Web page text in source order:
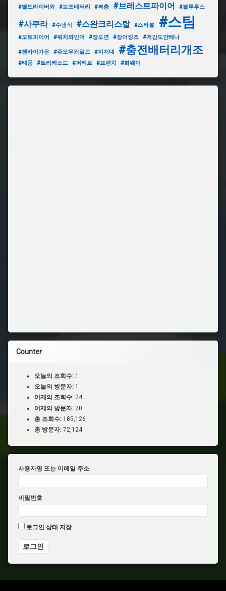
#별드라이버와
#보조배터리 #복층 #브레스트파이어 #블루투스
#사쿠라 #수냉식 #스완크리스탈 #스타볼 #스팀
#오토파이어 #워치와인더 #장도연 #장어징조 #저감도안테나
#젠카이가온 #쥬오우와일드 #지지대 #충전배터리개조
#태풍 #트리케소드 #퍼펙트 #프렌치 #화웨이
Counter
오늘의 조회수: 1
오늘의 방문자: 1
어제의 조회수: 24
어제의 방문자: 20
총 조회수: 185,126
총 방문자: 72,124
사용자명 또는 이메일 주소
비밀번호
로그인 상태 저장